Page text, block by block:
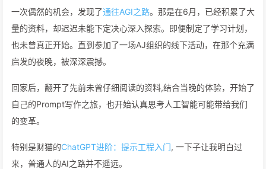
一次偶然的机会，发现了通往AGI之路。那是在6月，已经积累了大
量的资料，却迟迟未能下定决心深入探索。即便制定了学习计划，
也未曾真正开始。直到参加了一场AJ组织的线下活动，在那个充满
启发的夜晚，被深深震撼。
回家后，翻开了先前未曾仔细阅读的资料,结合当晚的体验，开始了
自己的Prompt写作之旅，也开始认真思考人工智能可能带给我们
的变革。
特别是财猫的ChatGPT进阶：提示工程入门, 一下子让我明白过
来，普通人的AI之路并不遥远。